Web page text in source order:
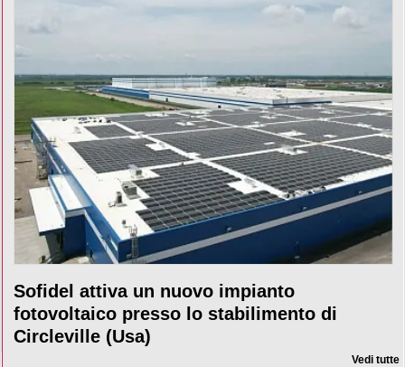
Sofidel attiva un nuovo impianto
fotovoltaico presso lo stabilimento di
Circleville (Usa)
Vedi tutte